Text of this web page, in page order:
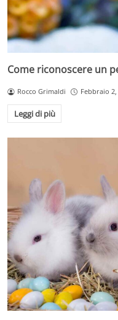
Come riconoscere un
Rocco Grimaldi Febbraio 2,
Leggi di più